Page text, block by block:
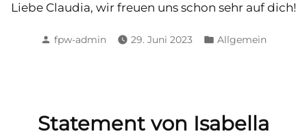
Liebe Claudia, wir freuen uns schon sehr auf dich!
Posted
fpw-admin 29. Juni 2023
Posted
Allgemein
Statement von Isabella